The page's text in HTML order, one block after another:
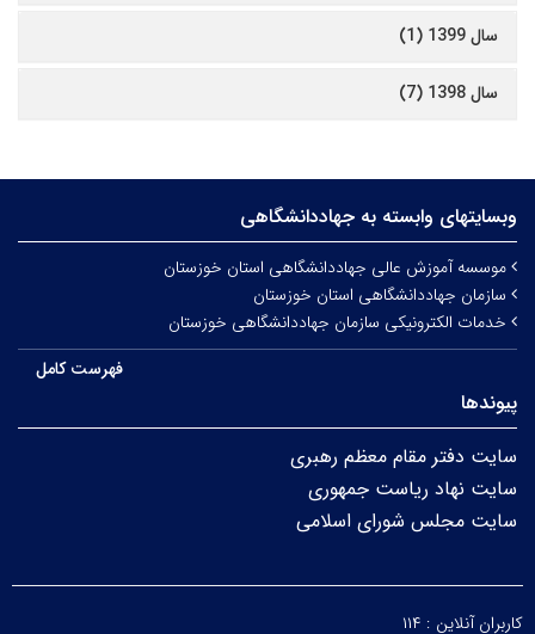
سال 1399 (1)
سال 1398 (7)
وبسایتهای وابسته به جهاددانشگاهی
موسسه آموزش عالی جهاددانشگاهی استان خوزستان
سازمان جهاددانشگاهی استان خوزستان
خدمات الکترونیکی سازمان جهاددانشگاهی خوزستان
فهرست کامل
پیوندها
سایت دفتر مقام معظم رهبری
سایت نهاد ریاست جمهوری
سایت مجلس شورای اسلامی
کاربران آنلاین : ۱۱۴